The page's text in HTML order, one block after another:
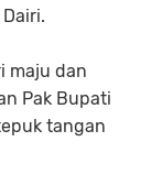
maju dan
Pak Bupati
tangan